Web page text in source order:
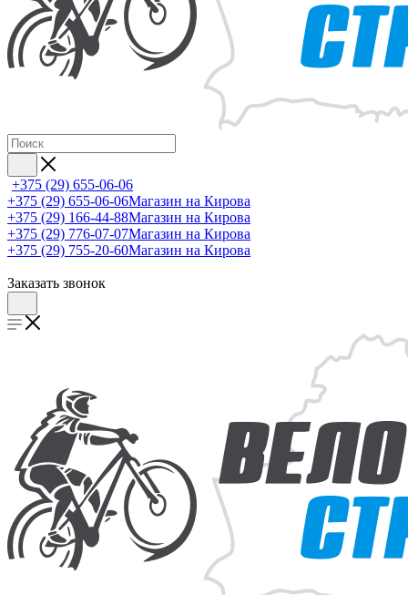
+375 (29) 655-06-06
+375 (29) 655-06-06Магазин на Кирова
+375 (29) 166-44-88Магазин на Кирова
+375 (29) 776-07-07Магазин на Кирова
+375 (29) 755-20-60Магазин на Кирова
Заказать звонок